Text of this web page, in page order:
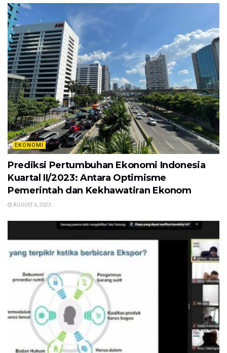
EKONOMI
Prediksi Pertumbuhan Ekonomi Indonesia
Kuartal II/2023: Antara Optimisme
Pemerintah dan Kekhawatiran Ekonom
AUGUST 6, 2023